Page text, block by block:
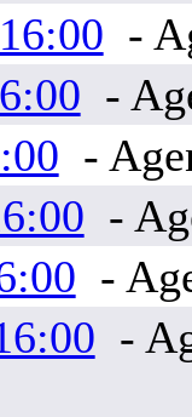
-
-
-
-
-
-